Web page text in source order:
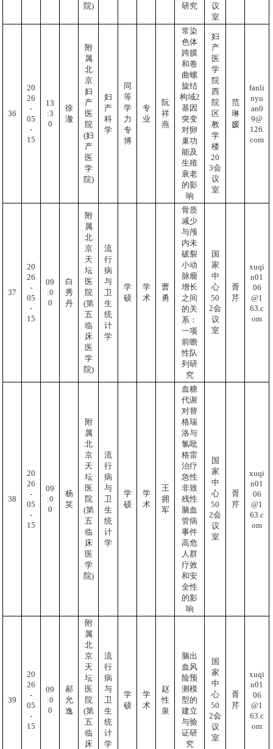
院)
研究
议
室
36
20
26
-
05
-
15
13
:3
0
徐
澈
附
属
北
京
妇
产
医
院
(妇
产
医
学
院)
妇
产
科
学
同
等
学
力
专
博
专
业
阮
祥
燕
常染
色体
跨膜
和卷
曲螺
旋结
构域2
基因
突变
对卵
巢功
能及
生殖
衰老
的影
响
妇
产
医
学
院
西
院
区
教
学
楼
20
3会
议
室
范
琳
媛
fanli
nyu
an0
9@
126.
com
37
20
26
-
05
-
15
09
:0
0
白
秀
丹
附
属
北
京
天
坛
医
院
(第
五
临
床
医
学
院)
流
行
病
与
卫
生
统
计
学
学
硕
学
术
曹
勇
骨质
减少
与颅
内未
破裂
小动
脉瘤
增长
之间
的关
系：
一项
前瞻
性队
列研
究
国
家
中
心
50
2会
议
室
胥
芹
xuqi
n01
06
@1
63.c
om
38
20
26
-
05
-
15
09
:0
0
杨
笑
附
属
北
京
天
坛
医
院
(第
五
临
床
医
学
院)
流
行
病
与
卫
生
统
计
学
学
硕
学
术
王
拥
军
血糖
代谢
对替
格瑞
洛与
氯吡
格雷
治疗
急性
非致
残性
脑血
管病
事件
高危
人群
疗效
和安
全性
的影
响
国
家
中
心
50
2会
议
室
胥
芹
xuqi
n01
06
@1
63.c
om
39
20
26
-
05
-
15
09
:0
0
郝
允
逸
附
属
北
京
天
坛
医
院
(第
五
临
床
流
行
病
与
卫
生
统
计
学
学
硕
学
术
赵
性
泉
脑出
血风
险预
测模
型的
建立
与验
证研
究
国
家
中
心
50
2会
议
室
胥
芹
xuqi
n01
06
@1
63.c
om